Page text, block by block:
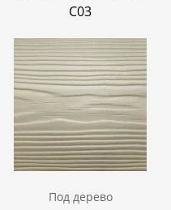
C03
Под дерево